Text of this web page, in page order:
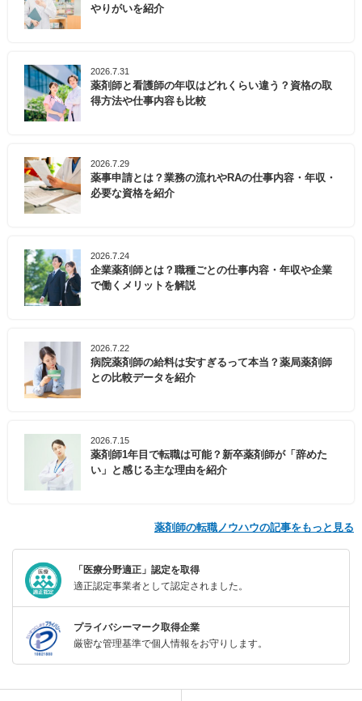
やりがいを紹介
2026.7.31
薬剤師と看護師の年収はどれくらい違う？資格の取
得方法や仕事内容も比較
2026.7.29
薬事申請とは？業務の流れやRAの仕事内容・年収・
必要な資格を紹介
2026.7.24
企業薬剤師とは？職種ごとの仕事内容・年収や企業
で働くメリットを解説
2026.7.22
病院薬剤師の給料は安すぎるって本当？薬局薬剤師
との比較データを紹介
2026.7.15
薬剤師1年目で転職は可能？新卒薬剤師が「辞めた
い」と感じる主な理由を紹介
薬剤師の転職ノウハウの記事をもっと見る
「医療分野適正」認定を取得
適正認定事業者として認定されました。
プライバシーマーク取得企業
厳密な管理基準で個人情報をお守りします。